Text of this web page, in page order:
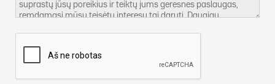
suprastų jūsų poreikius ir teiktų jums geresnes paslaugas,
remdamasi mūsų teisėtu interesu tai daryti. Daugiau
Politikoje
lt@werfen.com .